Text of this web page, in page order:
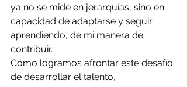
ya no se mide en jerarquías, sino en
capacidad de adaptarse y seguir
aprendiendo, de mi manera de
contribuir.
Cómo logramos afrontar este desafío
de desarrollar el talento,